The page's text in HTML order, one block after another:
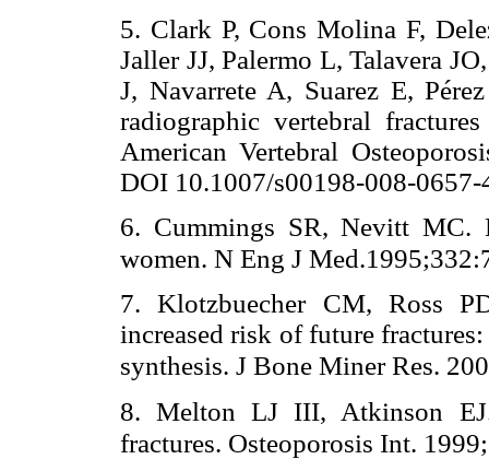
5. Clark P, Cons Molina F,
Jaller JJ, Palermo L, Talavera
J, Navarrete A, Suarez E,
radiographic vertebral
American Vertebral
DOI 10.1007/s00198-008-0657-
6. Cummings SR, Nevitt
women. N Eng J
7. Klotzbuecher CM, Ross
increased risk of future
synthesis. J Bone Miner Res.
8. Melton LJ III, Atkinson EJ.
fractures. Osteoporosis Int.